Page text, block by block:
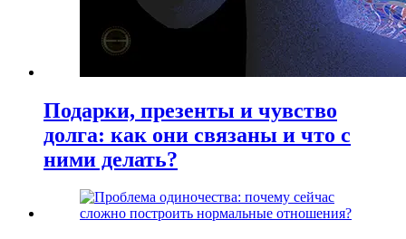
Подарки, презенты и чувство
долга: как они связаны и что с
ними делать?